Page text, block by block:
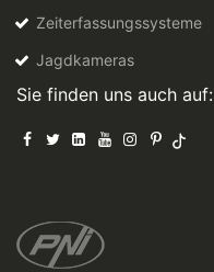
Zeiterfassungssysteme
Jagdkameras
Sie finden uns auch auf: